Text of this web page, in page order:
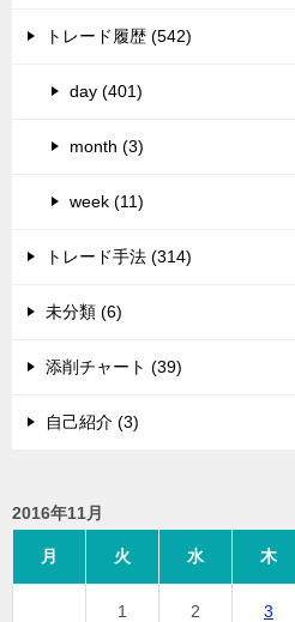
トレード履歴 (542)
day (401)
month (3)
week (11)
トレード手法 (314)
未分類 (6)
添削チャート (39)
自己紹介 (3)
2016年11月
月 火 水 木
1 2 3